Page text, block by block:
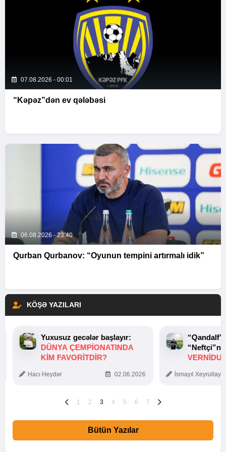
07.08.2026 - 00:01
“Kəpəz”dən ev qələbəsi
06.08.2026 - 23:40
Qurban Qurbanov: “Oyunun tempini artırmalı idik”
KÖŞƏ YAZILARI
Yuxusuz gecələr başlayır:
DÜNYA ÇEMPIONATINDA
KIM FAVORITDIR?
Hacı Heydər 02.06.2026 İsmayıl
1 2 3 4 5 6 7
Bütün Yazılar